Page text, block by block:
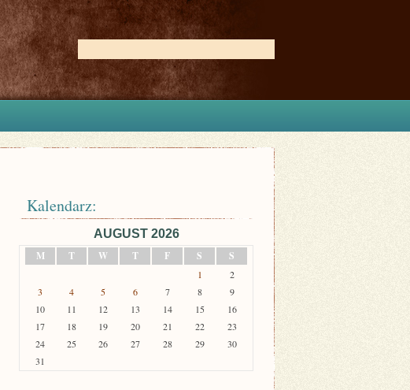
Kalendarz:
AUGUST 2026
M
T W T F S S
1
2
3
4 5 6 7 8
9
10
11 12 13 14 15
16
17
18 19 20 21 22
23
24
25 26 27 28 29
30
31